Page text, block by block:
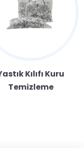
Kılıfı Kuru
Temizleme